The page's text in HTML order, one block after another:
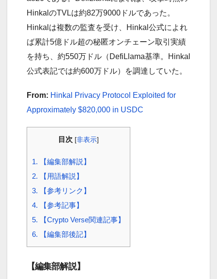
HinkalのTVLは約82万9000ドルであった。
Hinkalは複数の監査を受け、Hinkal公式によれ
ば累計5億ドル超の秘匿オンチェーン取引実績
を持ち、約550万ドル（DefiLlama基準。Hinkal
公式表記では約600万ドル）を調達していた。
From: Hinkal Privacy Protocol Exploited for
Approximately $820,000 in USDC
目次 [非表示]
1. 【編集部解説】
2. 【用語解説】
3. 【参考リンク】
4. 【参考記事】
5. 【Crypto Verse関連記事】
6. 【編集部後記】
【編集部解説】